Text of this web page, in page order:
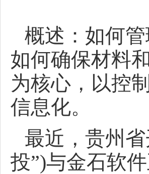
概述：如何
如何确保材料
为核心，以控
信息化。
最近，贵州
投”)与金石软